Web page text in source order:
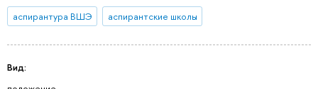
аспирантура ВШЭ аспирантские школы
Вид: